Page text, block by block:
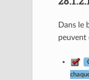
Dans le
peuvent